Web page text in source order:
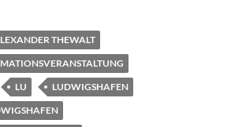
THEWALT
LU
LUDWIGSHAFEN